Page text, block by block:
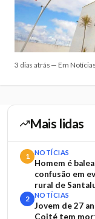
3 dias atrás — Em Notícias
Mais lidas
1 NOTÍCIAS
Homem é
confusão em
rural de
2 NOTÍCIAS
Jovem de 27
Coité tem